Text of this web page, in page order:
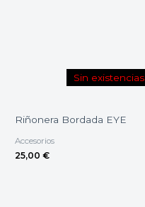
Sin existencias
Riñonera Bordada EYE
Accesorios
25,00 €